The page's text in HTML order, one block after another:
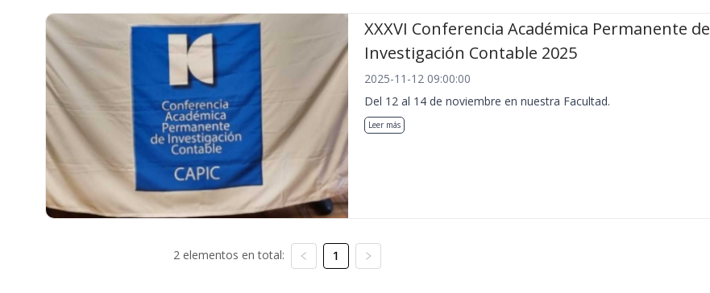
XXXVI Conferencia Académica Permanente de
Investigación Contable 2025
2025-11-12 09:00:00
Del 12 al 14 de noviembre en nuestra Facultad.
Leer más
2 elementos en total: 1